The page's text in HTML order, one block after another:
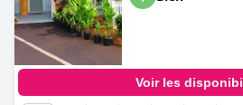
Voir les